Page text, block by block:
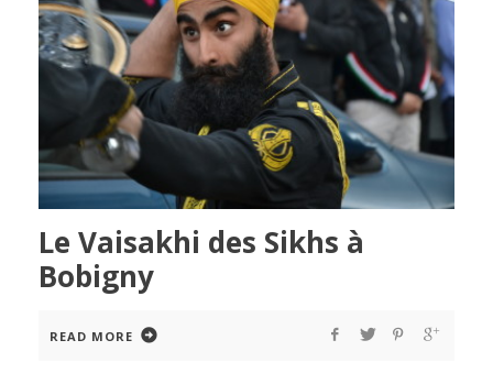
Le Vaisakhi des Sikhs à
Bobigny
READ MORE